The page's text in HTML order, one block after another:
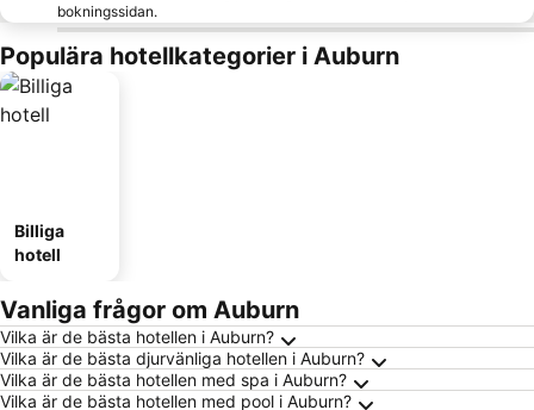
bokningssidan.
Populära hotellkategorier i Auburn
Billiga
hotell
Vanliga frågor om Auburn
Vilka är de bästa hotellen i Auburn?
Vilka är de bästa djurvänliga hotellen i Auburn?
Vilka är de bästa hotellen med spa i Auburn?
Vilka är de bästa hotellen med pool i Auburn?